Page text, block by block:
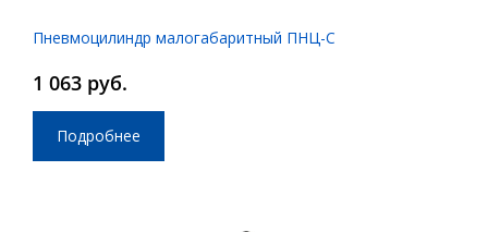
Пневмоцилиндр малогабаритный ПНЦ-С
1 063 руб.
Подробнее